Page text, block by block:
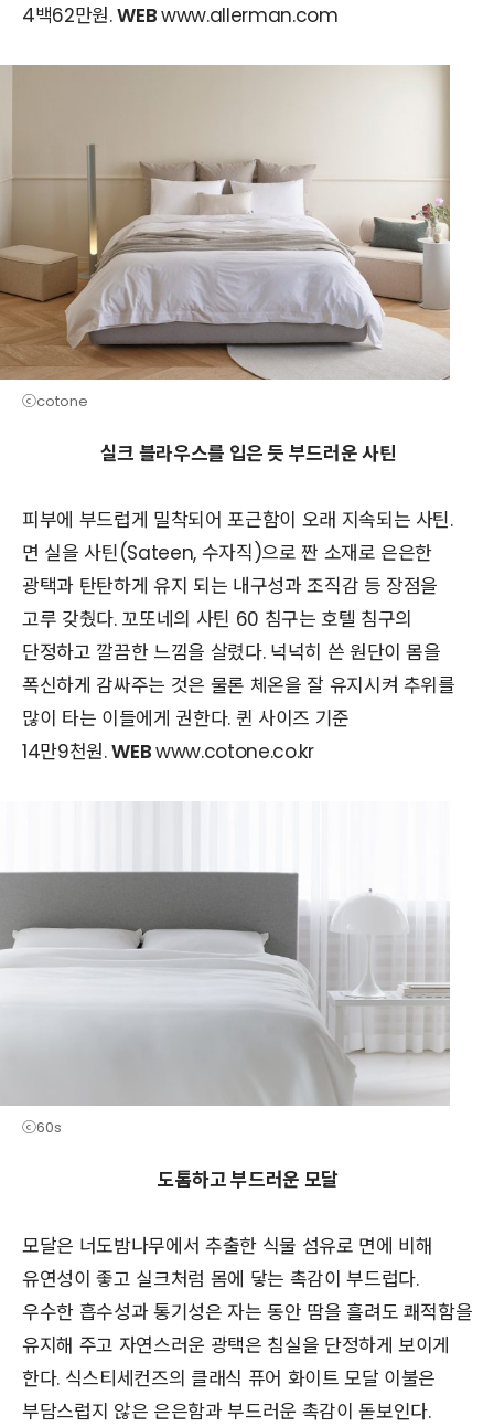
4백62만원.WEBwww.allerman.com
ⓒcotone
실크 블라우스를 입은 듯 부드러운 사틴
피부에 부드럽게 밀착되어 포근함이 오래 지속되는 사틴.
면 실을 사틴(Sateen, 수자직)으로 짠 소재로 은은한
광택과 탄탄하게 유지 되는 내구성과 조직감 등 장점을
고루 갖췄다. 꼬또네의 사틴 60 침구는 호텔 침구의
단정하고 깔끔한 느낌을 살렸다. 넉넉히 쓴 원단이 몸을
폭신하게 감싸주는 것은 물론 체온을 잘 유지시켜 추위를
많이 타는 이들에게 권한다. 퀸 사이즈 기준
14만9천원.WEBwww.cotone.co.kr
ⓒ60s
도톰하고 부드러운 모달
모달은 너도밤나무에서 추출한 식물 섬유로 면에 비해
유연성이 좋고 실크처럼 몸에 닿는 촉감이 부드럽다.
우수한 흡수성과 통기성은 자는 동안 땀을 흘려도 쾌적함을
유지해 주고 자연스러운 광택은 침실을 단정하게 보이게
한다. 식스티세컨즈의 클래식 퓨어 화이트 모달 이불은
부담스럽지 않은 은은함과 부드러운 촉감이 돋보인다.